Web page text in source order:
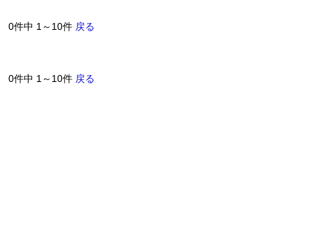
0件中 1～10件 戻る
0件中 1～10件 戻る